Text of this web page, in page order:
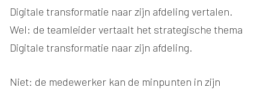
Digitale transformatie naar zijn afdeling vertalen.
Wel: de teamleider vertaalt het strategische thema
Digitale transformatie naar zijn afdeling.
Niet: de medewerker kan de minpunten in zijn